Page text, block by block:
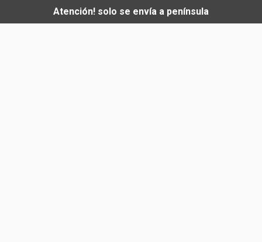
Atención! solo se envía a península